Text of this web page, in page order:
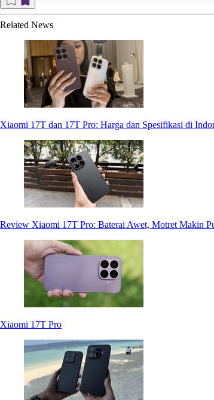
Related News
Xiaomi 17T dan 17T Pro: Harga dan Spesifikasi di
Review Xiaomi 17T Pro: Baterai Awet, Motret Makin
Xiaomi 17T Pro